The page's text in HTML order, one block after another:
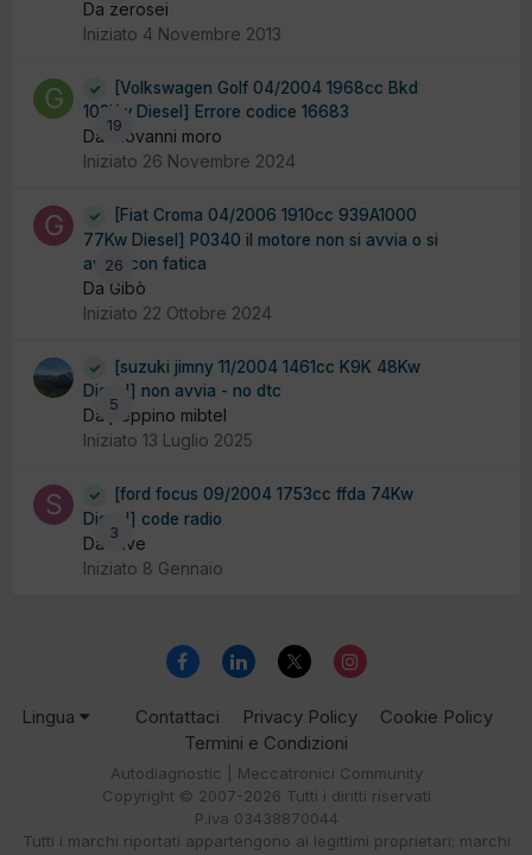
Da zerosei
Iniziato 4 Novembre 2013
19
[Volkswagen Golf 04/2004 1968cc Bkd
103Kw Diesel] Errore codice 16683
Da Giovanni moro
Iniziato 26 Novembre 2024
26
[Fiat Croma 04/2006 1910cc 939A1000
77Kw Diesel] P0340 il motore non si avvia o si
avvia con fatica
Da Gibò
Iniziato 22 Ottobre 2024
5
[suzuki jimny 11/2004 1461cc K9K 48Kw
Diesel] non avvia - no dtc
Da peppino mibtel
Iniziato 13 Luglio 2025
3
[ford focus 09/2004 1753cc ffda 74Kw
Diesel] code radio
Da stive
Iniziato 8 Gennaio
Lingua Contattaci Privacy Policy
Cookie Policy
Termini e Condizioni
Autodiagnostic | Meccatronici Community
Copyright © 2007-2026 Tutti i diritti riservati
P.iva 03438870044
Tutti i marchi riportati appartengono ai legittimi proprietari; marchi